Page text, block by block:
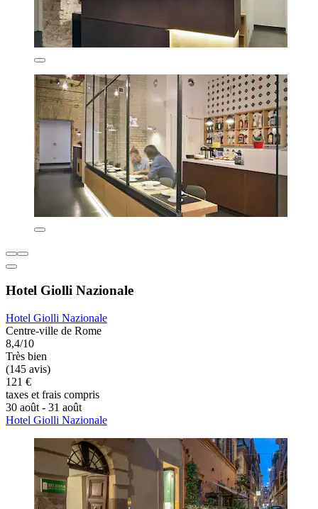
Hotel Giolli Nazionale
Hotel Giolli Nazionale
Centre-ville de Rome
8,4/10
Très bien
(145 avis)
121 €
taxes et frais compris
30 août - 31 août
Hotel Giolli Nazionale